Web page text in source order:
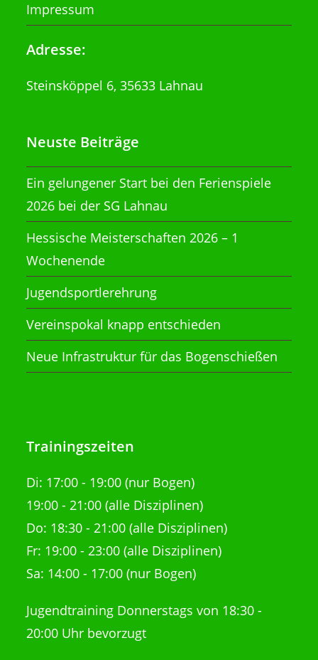
Impressum
Adresse:
Steinsköppel 6, 35633 Lahnau
Neuste Beiträge
Ein gelungener Start bei den Ferienspiele
2026 bei der SG Lahnau
Hessische Meisterschaften 2026 – 1
Wochenende
Jugendsportlerehrung
Vereinspokal knapp entschieden
Neue Infrastruktur für das Bogenschießen
Trainingszeiten
Di: 17:00 - 19:00 (nur Bogen)
19:00 - 21:00 (alle Disziplinen)
Do: 18:30 - 21:00 (alle Disziplinen)
Fr: 19:00 - 23:00 (alle Disziplinen)
Sa: 14:00 - 17:00 (nur Bogen)
Jugendtraining Donnerstags von 18:30 -
20:00 Uhr bevorzugt